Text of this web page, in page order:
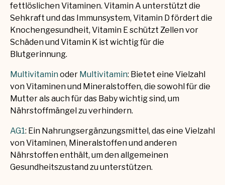
fettlöslichen Vitaminen. Vitamin A unterstützt die
Sehkraft und das Immunsystem, Vitamin D fördert die
Knochengesundheit, Vitamin E schützt Zellen vor
Schäden und Vitamin K ist wichtig für die
Blutgerinnung.
Multivitamin oder Multivitamin: Bietet eine Vielzahl
von Vitaminen und Mineralstoffen, die sowohl für die
Mutter als auch für das Baby wichtig sind, um
Nährstoffmängel zu verhindern.
AG1: Ein Nahrungsergänzungsmittel, das eine Vielzahl
von Vitaminen, Mineralstoffen und anderen
Nährstoffen enthält, um den allgemeinen
Gesundheitszustand zu unterstützen.